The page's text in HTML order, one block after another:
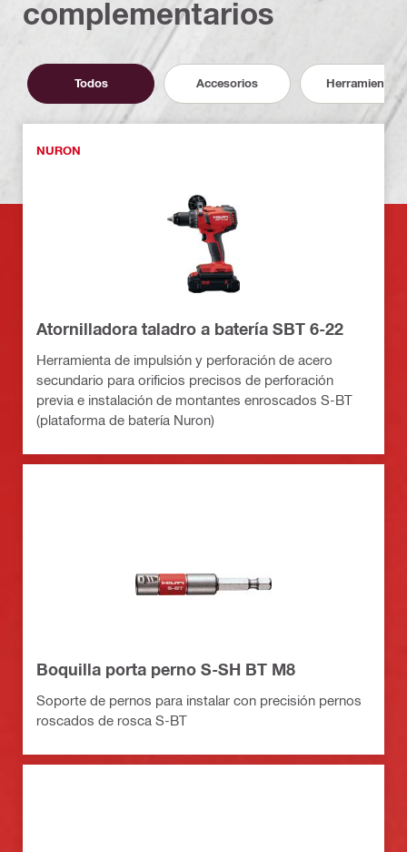
complementarios
Todos Accesorios Herramientas
NURON
Atornilladora taladro a batería SBT 6-22
Herramienta de impulsión y perforación de acero
secundario para orificios precisos de perforación
previa e instalación de montantes enroscados S-BT
(plataforma de batería Nuron)
Boquilla porta perno S-SH BT M8
Soporte de pernos para instalar con precisión pernos
roscados de rosca S-BT